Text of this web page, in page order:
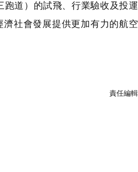
道）的試飛、行業驗收及投
社會發展提供更加有力的航
責任編